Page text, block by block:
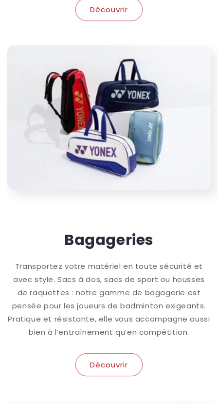
Découvrir
Bagageries
Transportez votre matériel en toute sécurité et
avec style. Sacs à dos, sacs de sport ou housses
de raquettes : notre gamme de bagagerie est
pensée pour les joueurs de badminton exigeants.
Pratique et résistante, elle vous accompagne aussi
bien à l’entraînement qu’en compétition.
Découvrir